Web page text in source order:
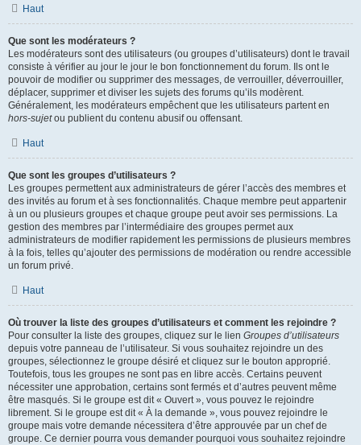
Haut
Que sont les modérateurs ?
Les modérateurs sont des utilisateurs (ou groupes d’utilisateurs) dont le travail
consiste à vérifier au jour le jour le bon fonctionnement du forum. Ils ont le
pouvoir de modifier ou supprimer des messages, de verrouiller, déverrouiller,
déplacer, supprimer et diviser les sujets des forums qu’ils modèrent.
Généralement, les modérateurs empêchent que les utilisateurs partent en
hors-sujetou publient du contenu abusif ou offensant.
Haut
Que sont les groupes d’utilisateurs ?
Les groupes permettent aux administrateurs de gérer l’accès des membres et
des invités au forum et à ses fonctionnalités. Chaque membre peut appartenir
à un ou plusieurs groupes et chaque groupe peut avoir ses permissions. La
gestion des membres par l’intermédiaire des groupes permet aux
administrateurs de modifier rapidement les permissions de plusieurs membres
à la fois, telles qu’ajouter des permissions de modération ou rendre accessible
un forum privé.
Haut
Où trouver la liste des groupes d’utilisateurs et comment les rejoindre ?
Pour consulter la liste des groupes, cliquez sur le lien Groupes d’utilisateurs
depuis votre panneau de l’utilisateur. Si vous souhaitez rejoindre un des
groupes, sélectionnez le groupe désiré et cliquez sur le bouton approprié.
Toutefois, tous les groupes ne sont pas en libre accès. Certains peuvent
nécessiter une approbation, certains sont fermés et d’autres peuvent même
être masqués. Si le groupe est dit « Ouvert », vous pouvez le rejoindre
librement. Si le groupe est dit « À la demande », vous pouvez rejoindre le
groupe mais votre demande nécessitera d’être approuvée par un chef de
groupe. Ce dernier pourra vous demander pourquoi vous souhaitez rejoindre